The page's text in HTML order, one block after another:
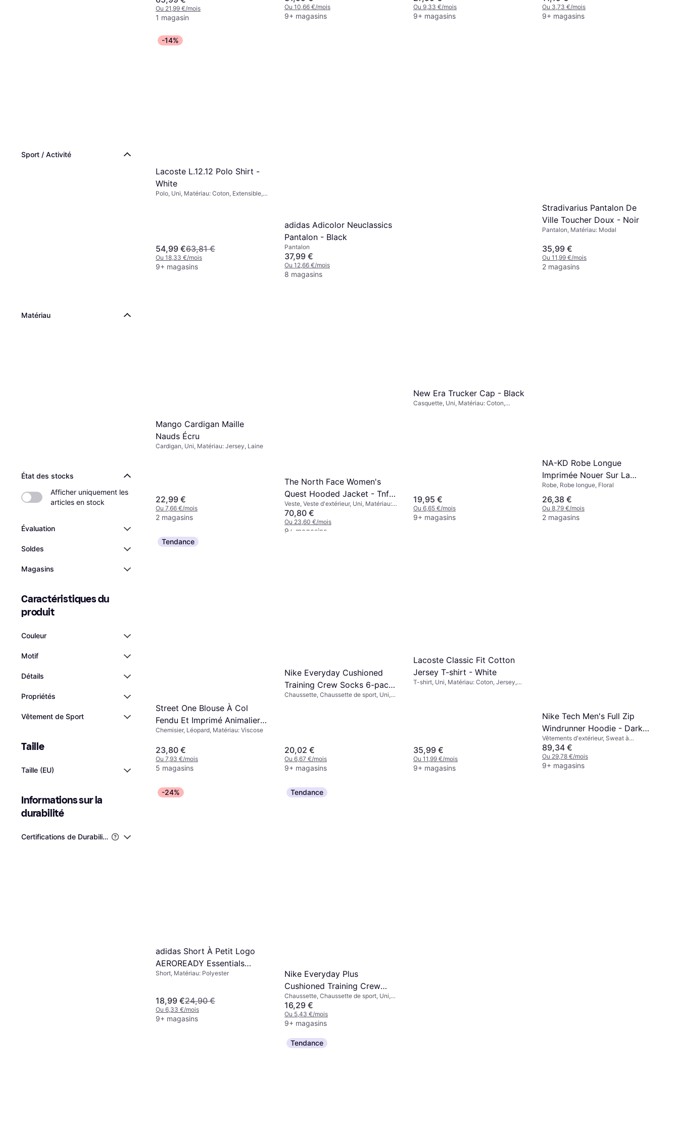
Sport / Activité
Matériau
État des stocks
Afficher uniquement les
articles en stock
Évaluation
Soldes
Magasins
Caractéristiques du
produit
Couleur
Motif
Détails
Propriétés
Vêtement de Sport
Taille
Taille (EU)
Informations sur la
durabilité
Certifications de Durabilité de Tiers
Ou 21,99 €/mois
1 magasin
Ou 10,66 €/mois
9+ magasins
Ou 9,33 €/mois
9+ magasins
Ou 3,73 €/mois
9+ magasins
-14%
Lacoste L.12.12 Polo Shirt -
White
Polo, Uni, Matériau: Coton, Extensible,
54,99 €63,81 €
Ou 18,33 €/mois
9+ magasins
adidas Adicolor Neuclassics
Pantalon - Black
Pantalon
37,99 €
Ou 12,66 €/mois
8 magasins
Stradivarius Pantalon De
Ville Toucher Doux - Noir
Pantalon, Matériau: Modal
35,99 €
Ou 11,99 €/mois
2 magasins
Mango Cardigan Maille
Nauds Écru
Cardigan, Uni, Matériau: Jersey, Laine
22,99 €
Ou 7,66 €/mois
2 magasins
The North Face Women's
Quest Hooded Jacket - Tnf
Black/Foil Grey
Veste, Veste d'extérieur, Uni, Matériau:
Polyester, Capuche, Imperméable,
Coupe-vent, Poches, Respirant,
Durable
70,80 €
Ou 23,60 €/mois
9+ magasins
New Era Trucker Cap - Black
Casquette, Uni, Matériau: Coton,
19,95 €
Ou 6,65 €/mois
9+ magasins
NA-KD Robe Longue
Imprimée Nouer Sur La
Nuque - Rose Clair
Multicolore
Robe, Robe longue, Floral
26,38 €
Ou 8,79 €/mois
2 magasins
Tendance
Street One Blouse À Col
Fendu Et Imprimé Animalier -
Beige
Chemisier, Léopard, Matériau: Viscose
23,80 €
Ou 7,93 €/mois
5 magasins
Nike Everyday Cushioned
Training Crew Socks 6-pack
- White/Black
Chaussette, Chaussette de sport, Uni,
20,02 €
Ou 6,67 €/mois
9+ magasins
Lacoste Classic Fit Cotton
Jersey T-shirt - White
T-shirt, Uni, Matériau: Coton, Jersey,
35,99 €
Ou 11,99 €/mois
9+ magasins
Nike Tech Men's Full Zip
Windrunner Hoodie - Dark
Grey Heather/Black
Vêtements d'extérieur, Sweat à
capuche, Matériau: Coton, Polaire,
Polyester, Capuche, Poches
89,34 €
Ou 29,78 €/mois
9+ magasins
-24%
adidas Short À Petit Logo
AEROREADY Essentials
Chelsea - Shadow Brown
Short, Matériau: Polyester
18,99 €24,90 €
Ou 6,33 €/mois
9+ magasins
Tendance
Nike Everyday Plus
Cushioned Training Crew
Socks 6-pack - White/Black
Chaussette, Chaussette de sport, Uni,
Matériau: Polyester, Nylon,
Élasthanne/Lycra/Spandex, Coton,
Respirant
16,29 €
Ou 5,43 €/mois
9+ magasins
Tendance